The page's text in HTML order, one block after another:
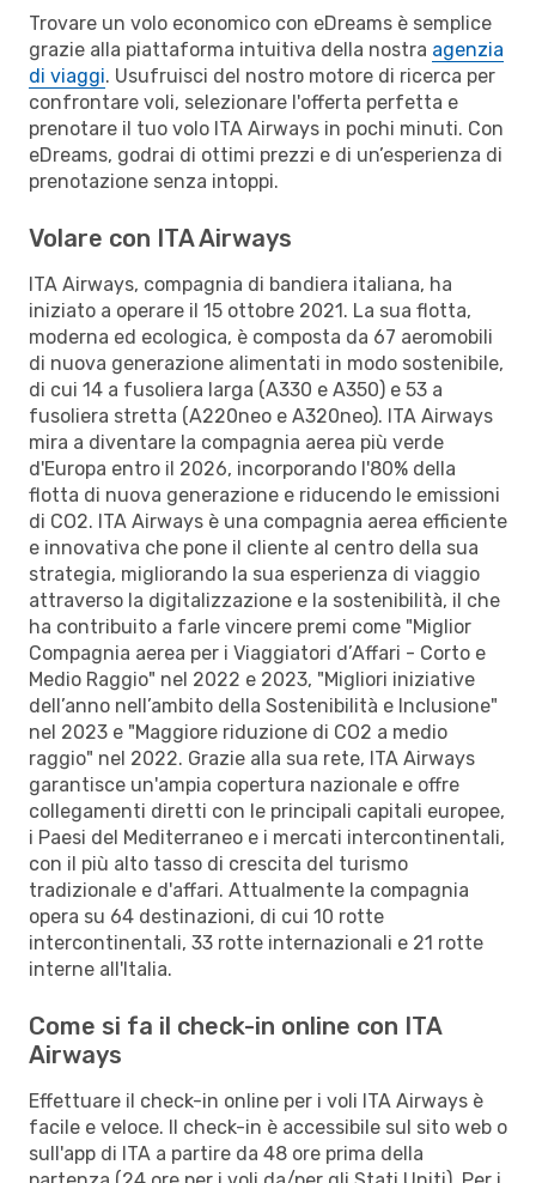
Trovare un volo economico con eDreams è semplice
grazie alla piattaforma intuitiva della nostra agenzia
di viaggi. Usufruisci del nostro motore di ricerca per
confrontare voli, selezionare l'offerta perfetta e
prenotare il tuo volo ITA Airways in pochi minuti. Con
eDreams, godrai di ottimi prezzi e di un’esperienza di
prenotazione senza intoppi.
Volare con ITA Airways
ITA Airways, compagnia di bandiera italiana, ha
iniziato a operare il 15 ottobre 2021. La sua flotta,
moderna ed ecologica, è composta da 67 aeromobili
di nuova generazione alimentati in modo sostenibile,
di cui 14 a fusoliera larga (A330 e A350) e 53 a
fusoliera stretta (A220neo e A320neo). ITA Airways
mira a diventare la compagnia aerea più verde
d'Europa entro il 2026, incorporando l'80% della
flotta di nuova generazione e riducendo le emissioni
di CO2. ITA Airways è una compagnia aerea efficiente
e innovativa che pone il cliente al centro della sua
strategia, migliorando la sua esperienza di viaggio
attraverso la digitalizzazione e la sostenibilità, il che
ha contribuito a farle vincere premi come "Miglior
Compagnia aerea per i Viaggiatori d’Affari - Corto e
Medio Raggio" nel 2022 e 2023, "Migliori iniziative
dell’anno nell’ambito della Sostenibilità e Inclusione"
nel 2023 e "Maggiore riduzione di CO2 a medio
raggio" nel 2022. Grazie alla sua rete, ITA Airways
garantisce un'ampia copertura nazionale e offre
collegamenti diretti con le principali capitali europee,
i Paesi del Mediterraneo e i mercati intercontinentali,
con il più alto tasso di crescita del turismo
tradizionale e d'affari. Attualmente la compagnia
opera su 64 destinazioni, di cui 10 rotte
intercontinentali, 33 rotte internazionali e 21 rotte
interne all'Italia.
Come si fa il check-in online con ITA
Airways
Effettuare il check-in online per i voli ITA Airways è
facile e veloce. Il check-in è accessibile sul sito web o
sull'app di ITA a partire da 48 ore prima della